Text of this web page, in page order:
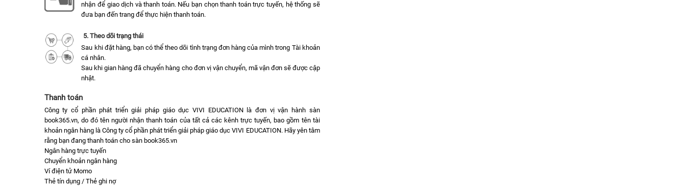
nhận để giao dịch và thanh toán. Nếu bạn chọn thanh toán trực tuyến, hệ thống sẽ
đưa bạn đến trang để thực hiện thanh toán.
5. Theo dõi trạng thái
Sau khi đặt hàng, bạn có thể theo dõi tình trạng đơn hàng của mình trong Tài khoản
cá nhân.
Sau khi gian hàng đã chuyển hàng cho đơn vị vận chuyển, mã vận đơn sẽ được cập
nhật.
Thanh toán
Công ty cổ phần phát triển giải pháp giáo dục VIVI EDUCATION là đơn vị vận hành sàn
book365.vn, do đó tên người nhận thanh toán của tất cả các kênh trực tuyến, bao gồm tên tài
khoản ngân hàng là Công ty cổ phần phát triển giải pháp giáo dục VIVI EDUCATION. Hãy yên tâm
rằng bạn đang thanh toán cho sàn book365.vn
Ngân hàng trực tuyến
Chuyển khoản ngân hàng
Ví điện tử Momo
Thẻ tín dụng / Thẻ ghi nợ